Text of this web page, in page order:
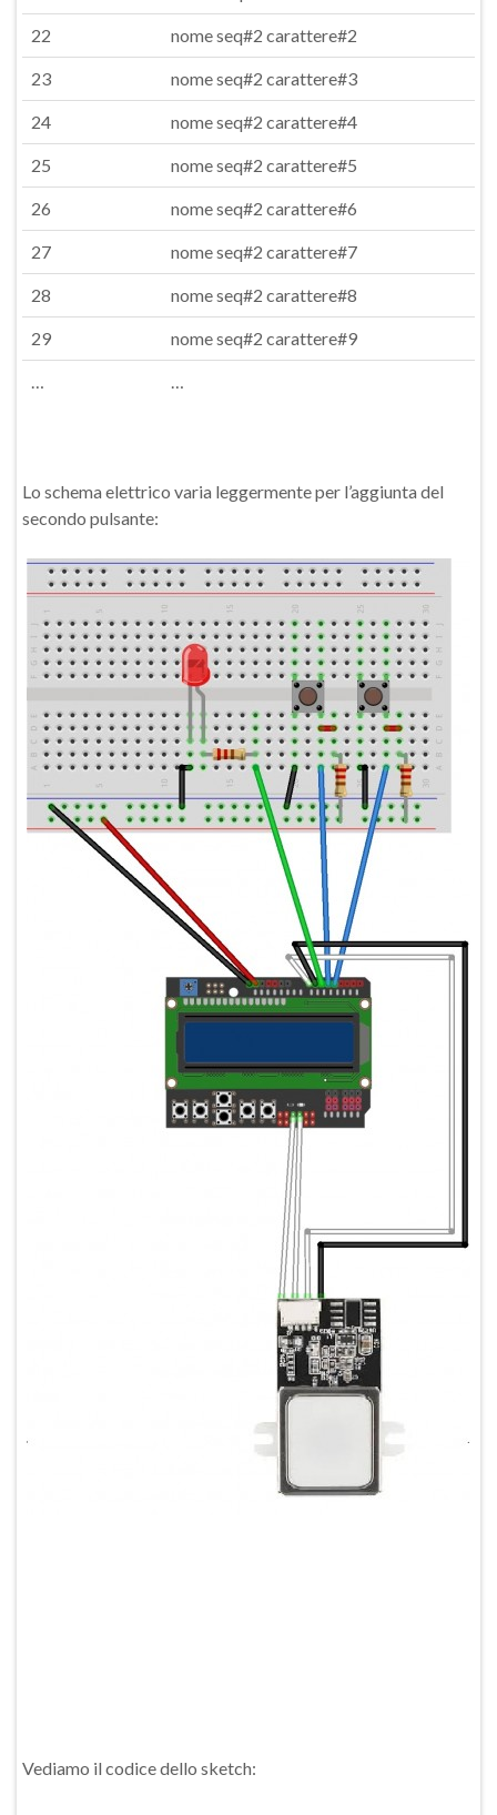
22 nome seq#2 carattere#2
23 nome seq#2 carattere#3
24 nome seq#2 carattere#4
25 nome seq#2 carattere#5
26 nome seq#2 carattere#6
27 nome seq#2 carattere#7
28 nome seq#2 carattere#8
29 nome seq#2 carattere#9
… …
Lo schema elettrico varia leggermente per l’aggiunta del
secondo pulsante:
Vediamo il codice dello sketch: